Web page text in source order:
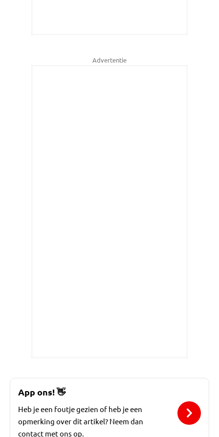
Advertentie
App ons!👋
Heb je een foutje gezien of heb je een
opmerking over dit artikel? Neem dan
contact met ons op.